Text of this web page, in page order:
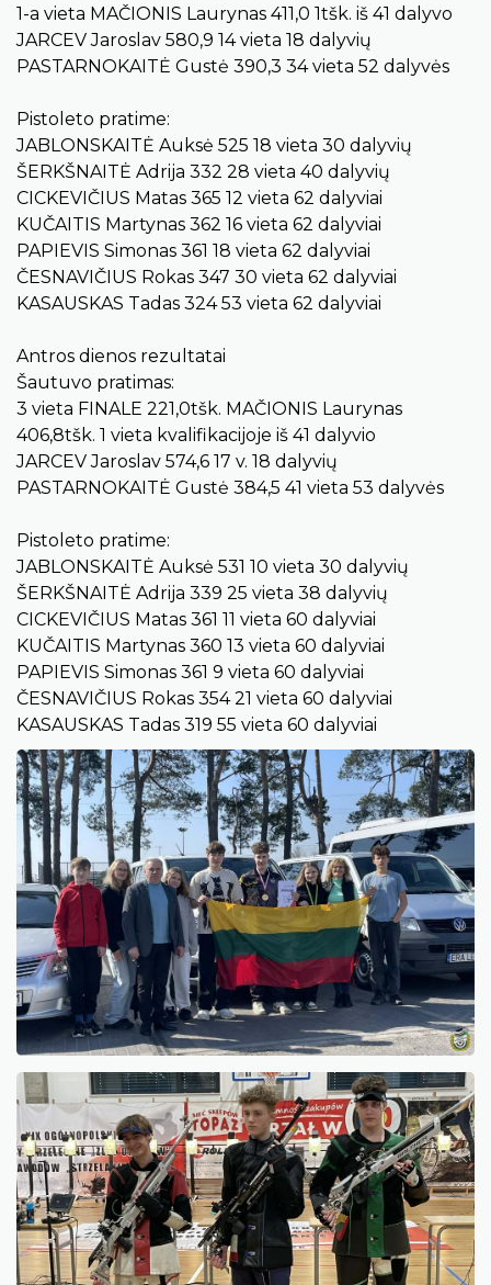
1-a vieta MAČIONIS Laurynas 411,0 1tšk. iš 41 dalyvo
JARCEV Jaroslav 580,9 14 vieta 18 dalyvių
PASTARNOKAITĖ Gustė 390,3 34 vieta 52 dalyvės
Pistoleto pratime:
JABLONSKAITĖ Auksė 525 18 vieta 30 dalyvių
ŠERKŠNAITĖ Adrija 332 28 vieta 40 dalyvių
CICKEVIČIUS Matas 365 12 vieta 62 dalyviai
KUČAITIS Martynas 362 16 vieta 62 dalyviai
PAPIEVIS Simonas 361 18 vieta 62 dalyviai
ČESNAVIČIUS Rokas 347 30 vieta 62 dalyviai
KASAUSKAS Tadas 324 53 vieta 62 dalyviai
Antros dienos rezultatai
Šautuvo pratimas:
3 vieta FINALE 221,0tšk. MAČIONIS Laurynas
406,8tšk. 1 vieta kvalifikacijoje iš 41 dalyvio
JARCEV Jaroslav 574,6 17 v. 18 dalyvių
PASTARNOKAITĖ Gustė 384,5 41 vieta 53 dalyvės
Pistoleto pratime:
JABLONSKAITĖ Auksė 531 10 vieta 30 dalyvių
ŠERKŠNAITĖ Adrija 339 25 vieta 38 dalyvių
CICKEVIČIUS Matas 361 11 vieta 60 dalyviai
KUČAITIS Martynas 360 13 vieta 60 dalyviai
PAPIEVIS Simonas 361 9 vieta 60 dalyviai
ČESNAVIČIUS Rokas 354 21 vieta 60 dalyviai
KASAUSKAS Tadas 319 55 vieta 60 dalyviai